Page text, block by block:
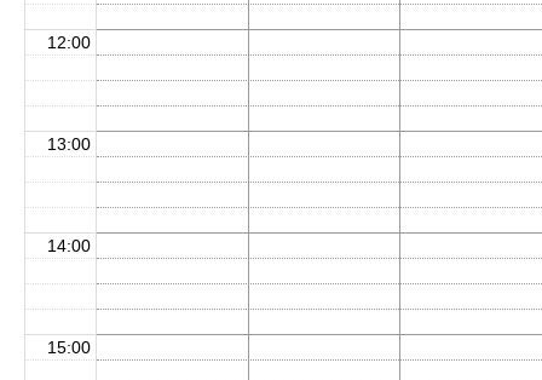
12:00
13:00
14:00
15:00